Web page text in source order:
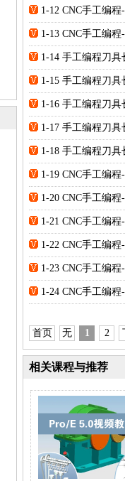
1-12 CNC手工编
1-13 CNC手工编
1-14 手工编程刀
1-15 手工编程刀
1-16 手工编程刀
1-17 手工编程刀
1-18 手工编程刀
1-19 CNC手工编
1-20 CNC手工编
1-21 CNC手工编
1-22 CNC手工编
1-23 CNC手工编
1-24 CNC手工编
首页 无 1 2
相关课程与推荐